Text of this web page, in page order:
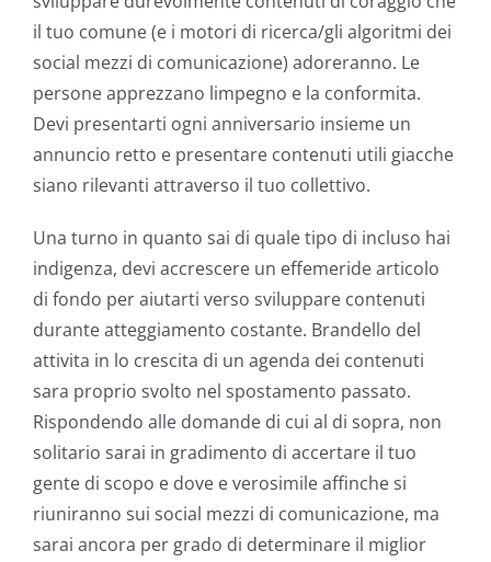
il tuo comune (e i motori di ricerca/gli algoritmi dei
social mezzi di comunicazione) adoreranno. Le
persone apprezzano limpegno e la conformita.
Devi presentarti ogni anniversario insieme un
annuncio retto e presentare contenuti utili giacche
siano rilevanti attraverso il tuo collettivo.
Una turno in quanto sai di quale tipo di incluso hai
indigenza, devi accrescere un effemeride articolo
di fondo per aiutarti verso sviluppare contenuti
durante atteggiamento costante. Brandello del
attivita in lo crescita di un agenda dei contenuti
sara proprio svolto nel spostamento passato.
Rispondendo alle domande di cui al di sopra, non
solitario sarai in gradimento di accertare il tuo
gente di scopo e dove e verosimile affinche si
riuniranno sui social mezzi di comunicazione, ma
sarai ancora per grado di determinare il miglior